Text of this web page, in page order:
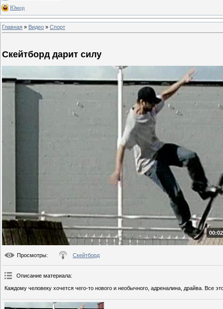
Юмор
Главная » Видео » Спорт
Скейтборд дарит силу
Просмотры: Скейтборд
Описание материала:
Каждому человеку хочется чего-то нового и необычного, адреналина, драйва. Все